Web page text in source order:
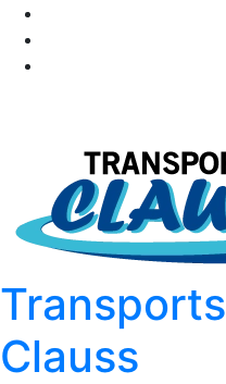
Transports
Clauss